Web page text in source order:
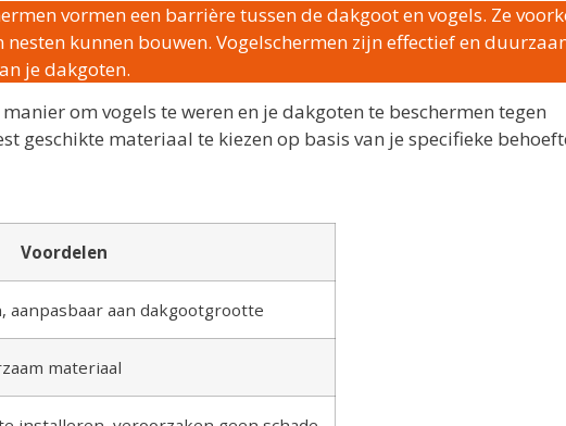
vormen een barrière tussen de dakgoot en vogels. Ze
kunnen bouwen. Vogelschermen zijn effectief en
je dakgoten.
om vogels te weren en je dakgoten te beschermen tegen
geschikte materiaal te kiezen op basis van je specifieke
Voordelen
aanpasbaar aan dakgootgrootte
materiaal